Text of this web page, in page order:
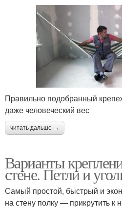
Правильно подобранный
даже человеческий вес
читать дальше →
Варианты
стене. Петли и
Самый простой, быстрый и
на стену полку — прикрутить к